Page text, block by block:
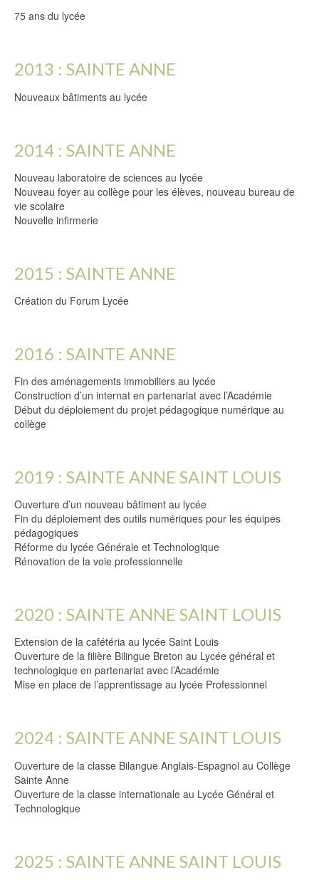
75 ans du lycée
2013 : SAINTE ANNE
Nouveaux bâtiments au lycée
2014 : SAINTE ANNE
Nouveau laboratoire de sciences au lycée
Nouveau foyer au collège pour les élèves, nouveau bureau de
vie scolaire
Nouvelle infirmerie
2015 : SAINTE ANNE
Création du Forum Lycée
2016 : SAINTE ANNE
Fin des aménagements immobiliers au lycée
Construction d’un internat en partenariat avec l’Académie
Début du déploiement du projet pédagogique numérique au
collège
2019 : SAINTE ANNE SAINT LOUIS
Ouverture d’un nouveau bâtiment au lycée
Fin du déploiement des outils numériques pour les équipes
pédagogiques
Réforme du lycée Générale et Technologique
Rénovation de la voie professionnelle
2020 : SAINTE ANNE SAINT LOUIS
Extension de la cafétéria au lycée Saint Louis
Ouverture de la filière Bilingue Breton au Lycée général et
technologique en partenariat avec l’Académie
Mise en place de l’apprentissage au lycée Professionnel
2024 : SAINTE ANNE SAINT LOUIS
Ouverture de la classe Bilangue Anglais-Espagnol au Collège
Sainte Anne
Ouverture de la classe internationale au Lycée Général et
Technologique
2025 : SAINTE ANNE SAINT LOUIS